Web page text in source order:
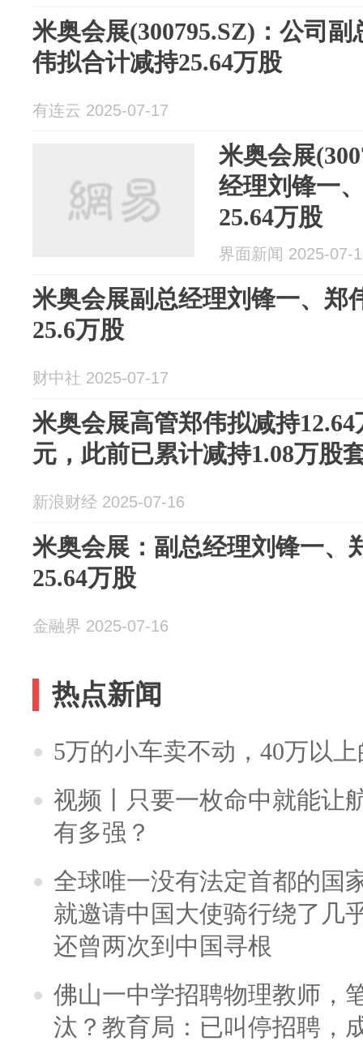
米奥会展(300795.SZ)：公司
伟拟合计减持25.64万股
有连云 2025-07-17
米奥会展
经理刘锋一
25.64万股
界面新闻 2025-07-
米奥会展副总经理刘锋一、郑
25.6万股
财中社 2025-07-17
米奥会展高管郑伟拟减持12.64
元，此前已累计减持1.08万股
新浪财经 2025-07-16
米奥会展：副总经理刘锋一、
25.64万股
金融界 2025-07-16
热点新闻
5万的小车卖不动，40万以
视频丨只要一枚命中就能让
有多强？
全球唯一没有法定首都的国
就邀请中国大使骑行绕了几
还曾两次到中国寻根
佛山一中学招聘物理教师，
汰？教育局：已叫停招聘，